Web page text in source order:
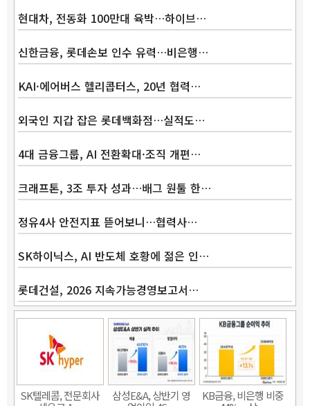
현대차, 전동화 100만대 육박…하이브…
신한금융, 롯데손보 인수 유력…비은행…
KAI·에어버스 헬리콥터스, 20년 협력…
외국인 지갑 잡은 롯데백화점…실적도…
4대 금융그룹, AI 전환확대·조직 개편…
크래프톤, 3조 투자 성과…배그 원툴 한…
정유4사 안전지표 뜯어보니…협력사…
SK하이닉스, AI 반도체 호황에 젊은 인…
롯데건설, 2026 지속가능경영보고서…
SK텔레콤, 전문회사
삼성E&A, 상반기 영
KB금융, 비은행 비중